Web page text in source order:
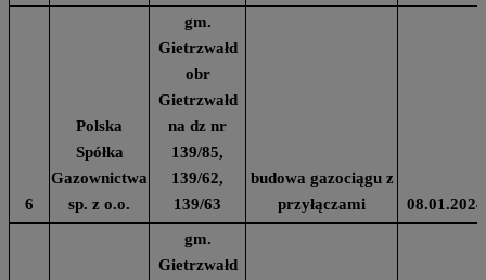
6
Polska
Spółka
Gazownictwa
sp. z o.o.
gm.
Gietrzwałd
obr
Gietrzwałd
na dz nr
139/85,
139/62,
139/63
budowa gazociągu z
przyłączami
08.01.2024
gm.
Gietrzwałd